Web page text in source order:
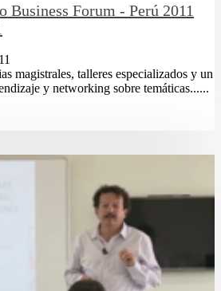
Business Forum - Perú 2011
magistrales, talleres especializados y un
y networking sobre temáticas......